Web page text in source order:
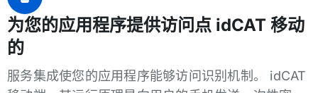
为您的应用程序提供访问点 idCAT 移动
的
服务集成使您的应用程序能够访问识别机制。 idCAT